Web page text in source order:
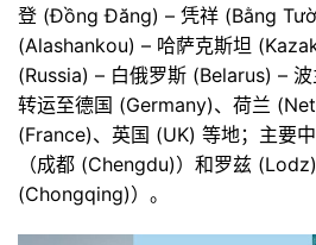
登 (Đồng Đăng) – 凭祥 (Bằng
(Alashankou) – 哈萨克斯坦
(Russia) – 白俄罗斯 (Belarus) –
转运至德国 (Germany)、荷兰
(France)、英国 (UK) 等地；主要
（成都 (Chengdu)）和罗兹
(Chongqing)）。